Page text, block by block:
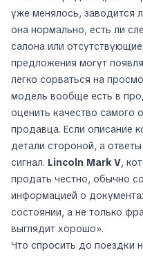
уже менялось, заводится
она нормально, есть ли
салона или
предложения могут
легко сорваться на
модель вообще есть в
оценить качество самого
продавца. Если описание
детали стороной, а
сигнал. Lincoln Mark V,
продать честно, обычно
информацией о
состоянии, а не только
выглядит хорошо».
Что спросить до поездки